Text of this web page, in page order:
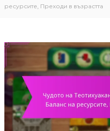
ресурсите, Преходи в възрастта